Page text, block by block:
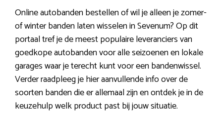
Online autobanden bestellen of wil je alleen je zomer-
of winter banden laten wisselen in Sevenum? Op dit
portaal tref je de meest populaire leveranciers van
goedkope autobanden voor alle seizoenen en lokale
garages waar je terecht kunt voor een bandenwissel.
Verder raadpleeg je hier aanvullende info over de
soorten banden die er allemaal zijn en ontdek je in de
keuzehulp welk product past bij jouw situatie.